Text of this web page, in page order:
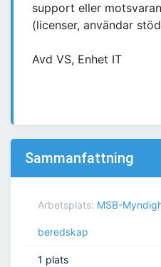
support eller
(licenser, användar
Avd VS, Enhet IT
Sammanfattning
Arbetsplats: MSB-
beredskap
1 plats